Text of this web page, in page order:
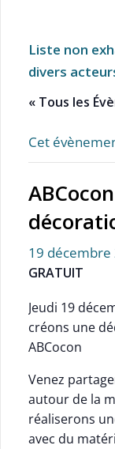
Liste non
divers
« Tous les
Cet
19 décembre
GRATUIT
Jeudi 19
créons une
ABCocon
Venez
autour de la
réaliserons
avec du